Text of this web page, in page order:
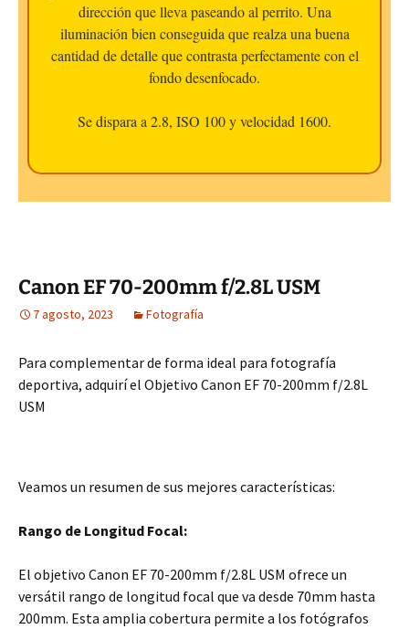
dirección que lleva paseando al perrito. Una
iluminación bien conseguida que realza una buena
cantidad de detalle que contrasta perfectamente con el
fondo desenfocado.
Se dispara a 2.8, ISO 100 y velocidad 1600.
Canon EF 70-200mm f/2.8L USM
7 agosto, 2023 Fotografía
Para complementar de forma ideal para fotografía
deportiva, adquirí el Objetivo Canon EF 70-200mm f/2.8L
USM
Veamos un resumen de sus mejores características:
Rango de Longitud Focal:
El objetivo Canon EF 70-200mm f/2.8L USM ofrece un
versátil rango de longitud focal que va desde 70mm hasta
200mm. Esta amplia cobertura permite a los fotógrafos